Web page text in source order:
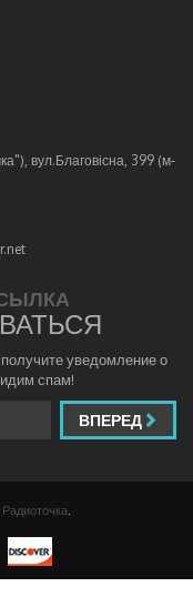
вул.Благовісна, 399 (м-
уведомление о
спам!
ВПЕРЕД
Радиоточка.